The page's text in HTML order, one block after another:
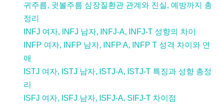
귀주름, 귓볼주름 심장질환관 관계와 진실, 예방까지 총
정리
INFJ 여자, INFJ 남자, INFJ-A, INFJ-T 성향의 차이
INFP 여자, INFP 남자, INFP A, INFP T 성격 차이와 연
애
ISTJ 여자, ISTJ 남자, ISTJ-A, ISTJ-T 특징과 성향 총정
리
ISFJ 여자, ISFJ 남자, ISFJ-A, SIFJ-T 차이점